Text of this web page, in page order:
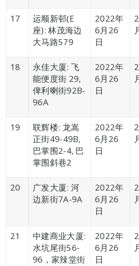
17
运顺新邨(E
座): 林茂海边
大马路579
2022年
6月26
日
18
永佳大厦: 飞
能便度街 29,
俾利喇街92B-
96A
2022年
6月26
日
19
联辉楼: 龙嵩
正街49-49B,
巴掌围2-4, 巴
掌围斜巷2
2022年
6月26
日
20
广发大厦: 河
边新街7A-9A
2022年
6月26
日
21
中建商业大厦:
水坑尾街56-
96，家辣堂街
2022年
6月26
日